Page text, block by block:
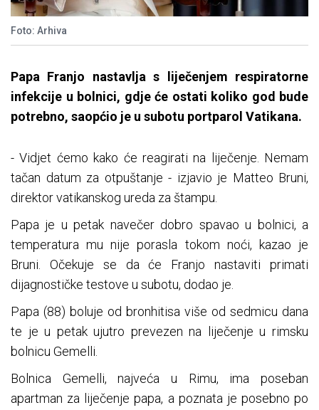
Foto: Arhiva
Papa Franjo nastavlja s liječenjem respiratorne
infekcije u bolnici, gdje će ostati koliko god bude
potrebno, saopćio je u subotu portparol Vatikana.
- Vidjet ćemo kako će reagirati na liječenje. Nemam
tačan datum za otpuštanje - izjavio je Matteo Bruni,
direktor vatikanskog ureda za štampu.
Papa je u petak navečer dobro spavao u bolnici, a
temperatura mu nije porasla tokom noći, kazao je
Bruni. Očekuje se da će Franjo nastaviti primati
dijagnostičke testove u subotu, dodao je.
Papa (88) boluje od bronhitisa više od sedmicu dana
te je u petak ujutro prevezen na liječenje u rimsku
bolnicu Gemelli.
Bolnica Gemelli, najveća u Rimu, ima poseban
apartman za liječenje papa, a poznata je posebno po